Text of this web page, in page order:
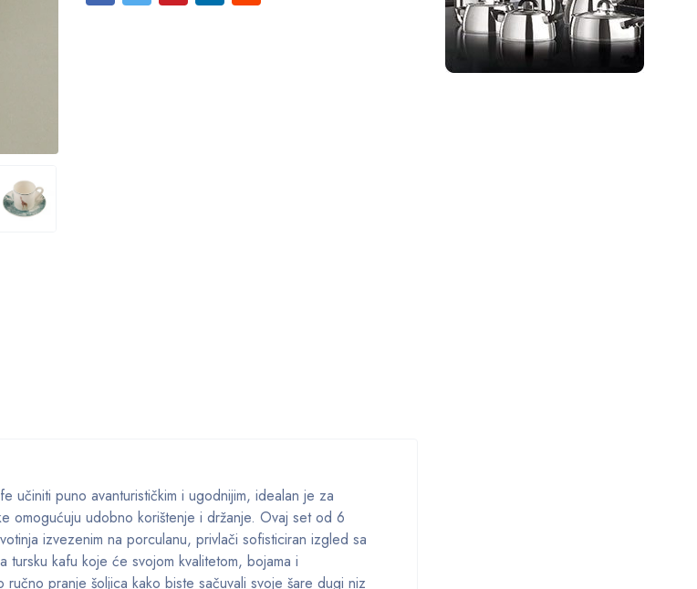
učiniti puno avanturističkim i ugodnijim, idealan je za
omogućuju udobno korištenje i držanje. Ovaj set od 6
izvezenim na porculanu, privlači sofisticiran izgled sa
kafu koje će svojom kvalitetom, bojama i
pranje šoljica kako biste sačuvali svoje šare dugi niz